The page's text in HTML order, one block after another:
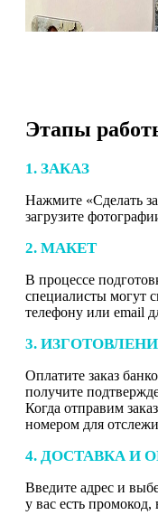
Этапы
1. ЗАКАЗ
Нажмите «Сделать
загрузите
2. МАКЕТ
В процессе
специалисты могут
телефону или email
3.
Оплатите заказ
получите
Когда отправим
номером для
4. ДОСТАВКА И
Введите адрес и
у вас есть промокод,